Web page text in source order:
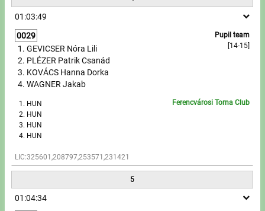
01:03:49
0029
Pupil team
[14-15]
GEVICSER Nóra Lili
PLÉZER Patrik Csanád
KOVÁCS Hanna Dorka
WAGNER Jakab
HUN
HUN
HUN
HUN
LIC:325601,208797,253571,231421
Ferencvárosi Torna Club
5
01:04:34